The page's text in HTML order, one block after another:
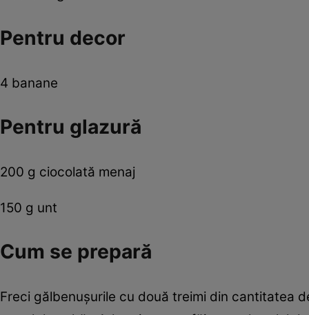
Pentru decor
4 banane
Pentru glazură
200 g ciocolată menaj
150 g unt
Cum se prepară
Freci gălbenuşurile cu două treimi din cantitatea